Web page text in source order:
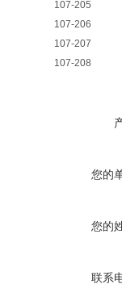
107-205
107-206
107-207
107-208
您的
您的
联系